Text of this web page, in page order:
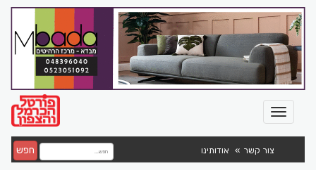
צור קשר אודותינו חפש